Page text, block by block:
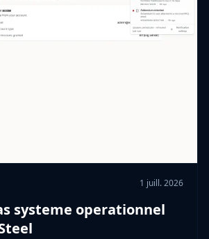
1 juill. 2026
systeme operationnel